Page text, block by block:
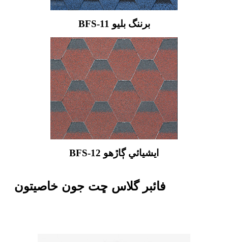
BFS-11 برننگ بليو
BFS-12 ايشيائي ڳاڙهو
فائبر گلاس ڇت جون خاصيتون